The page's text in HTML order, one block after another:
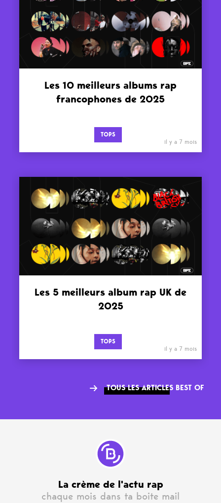
Les 10 meilleurs albums rap
francophones de 2025
TOPS
il y a 7 mois
Les 5 meilleurs album rap UK de
2025
TOPS
il y a 7 mois
TOUS LES ARTICLES BEST OF
La crème de l'actu rap
chaque mois dans ta boite mail